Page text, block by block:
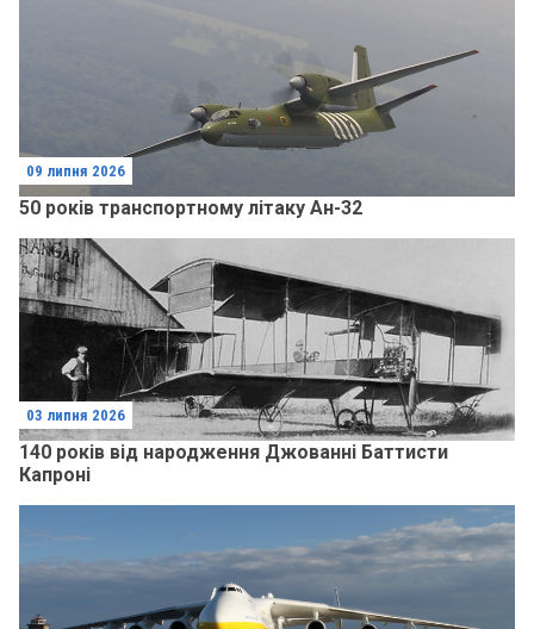
09 липня 2026
50 років транспортному літаку Ан-32
03 липня 2026
140 років від народження Джованні Баттисти
Капроні